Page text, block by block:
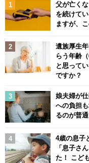
父が亡く
を続けて
ますが、
遺族厚生
らう年齢
と思って
ですか？
娘夫婦が
への負担
るのが普
4歳の息子
「息子さ
た！ こど